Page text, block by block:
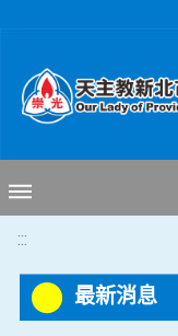
:::
最新消息